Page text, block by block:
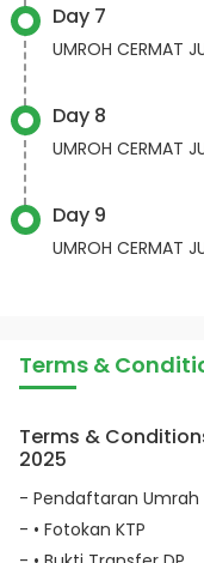
Day 7
UMROH CERMAT
Day 8
UMROH CERMAT
Day 9
UMROH CERMAT
Terms &
Terms & Conditions
2025
- Pendaftaran Umrah
- • Fotokan KTP